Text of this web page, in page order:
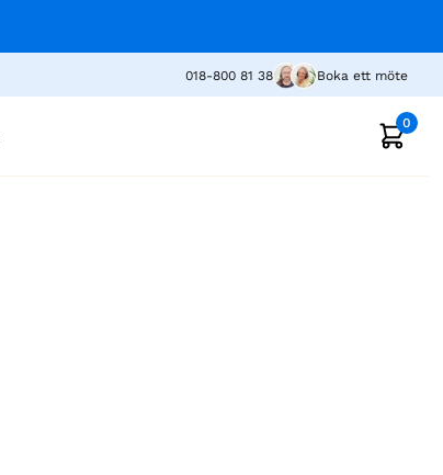
018-800 81 38 Boka ett möte
0